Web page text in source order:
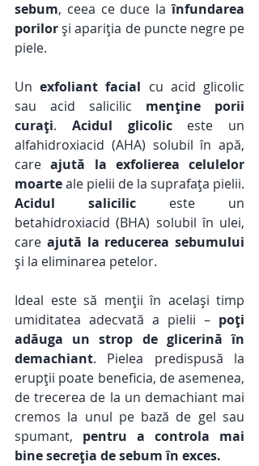
sebum, ceea ce duce la înfundarea
porilor și apariția de puncte negre pe
piele.
Un exfoliant facial cu acid glicolic
sau acid salicilic menține porii
curați. Acidul glicolic este un
alfahidroxiacid (AHA) solubil în apă,
care ajută la exfolierea celulelor
moarte
Acidul salicilic este un
betahidroxiacid (BHA) solubil în ulei,
care ajută la reducerea sebumului
și la eliminarea petelor.
Ideal este să menții în același timp
umiditatea adecvată a pielii – poți
adăuga un strop de glicerină în
demachiant. Pielea predispusă la
erupții poate beneficia, de asemenea,
de trecerea de la un demachiant mai
cremos la unul pe bază de gel sau
spumant, pentru a controla mai
bine secreția de sebum în exces.